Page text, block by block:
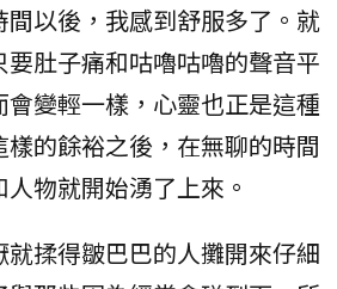
以後，我感到舒服多了。就
肚子痛和咕嚕咕嚕的聲音平
變輕一樣，心靈也正是這種
的餘裕之後，在無聊的時間
物就開始湧了上來。
揉得皺巴巴的人攤開來仔細